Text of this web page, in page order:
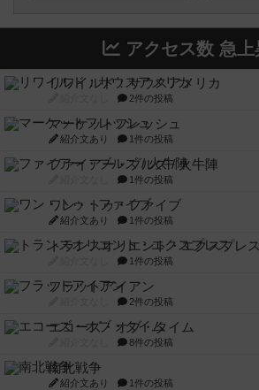
アクセス数 急上
リワイルド：サウスアメリカ
2件の投稿
マーケットフレッシュ
紹介文あり 1件の投稿
ファイアー・ブルズ / 火牛陣
1件の投稿
ワン・トゥ・ファイブ
紹介文あり 1件の投稿
トランスオリエント・エクスプレス
1件の投稿
フラットアイアン
2件の投稿
エコーズ・オブ・タイム
8件の投稿
南北戦争
紹介文あり 1件の投稿